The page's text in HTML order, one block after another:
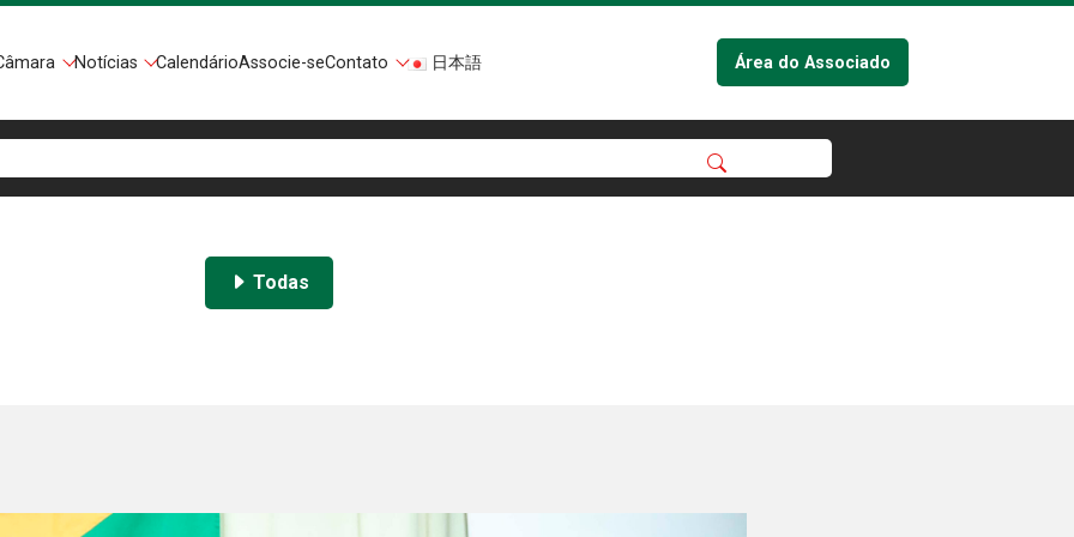
Notícias CalendárioAssocie-seContato 日本語 Área do Associado
Todas